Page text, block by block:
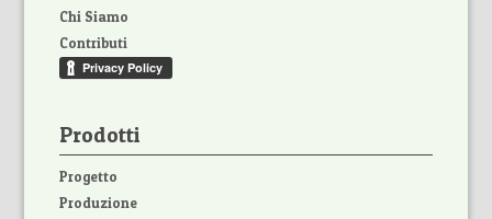
Chi Siamo
Contributi
Prodotti
Progetto
Produzione